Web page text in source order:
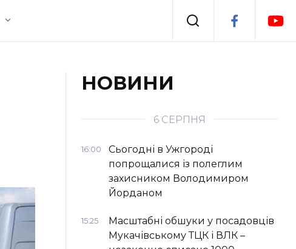
Події
НОВИНИ
6 СЕРПНЯ
16:00
Сьогодні в Ужгороді
попрощалися із полеглим
захисником Володимиром
Йорданом
15:25
Масштабні обшуки у посадовців
Мукачівському ТЦК і ВЛК –